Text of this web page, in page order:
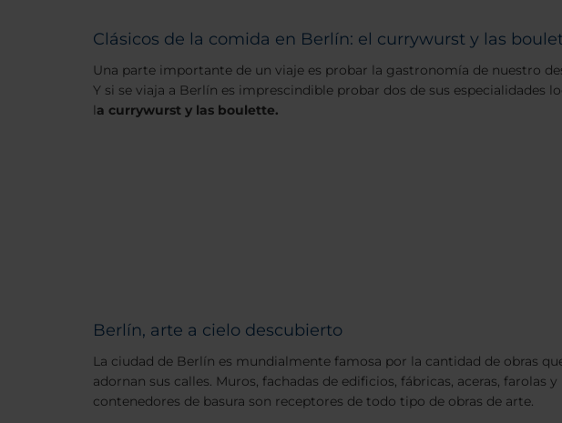
Clásicos de la comida en Berlín: el currywurst y las
Una parte importante de un viaje es probar la gastronomía de nuestro
Y si se viaja a Berlín es imprescindible probar dos de sus especialidades
la currywurst y las boulette.
Berlín, arte a cielo descubierto
La ciudad de Berlín es mundialmente famosa por la cantidad de obras
adornan sus calles. Muros, fachadas de edificios, fábricas, aceras, farolas y
contenedores de basura son receptores de todo tipo de obras de arte.